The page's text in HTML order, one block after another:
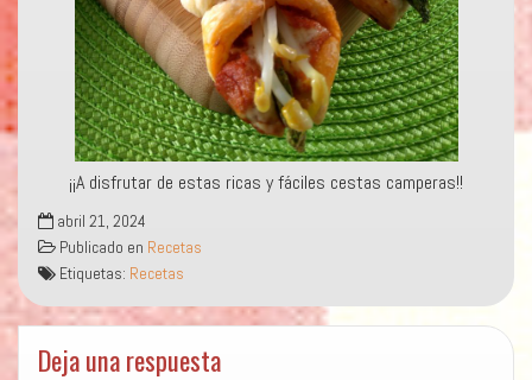
¡¡A disfrutar de estas ricas y fáciles cestas camperas!!
abril 21, 2024
Publicado en Recetas
Etiquetas: Recetas
Deja una respuesta